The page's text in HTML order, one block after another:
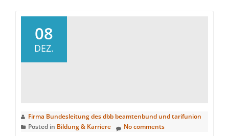
08
DEZ.
Firma Bundesleitung des dbb beamtenbund und tarifunion
Posted in Bildung & Karriere No comments